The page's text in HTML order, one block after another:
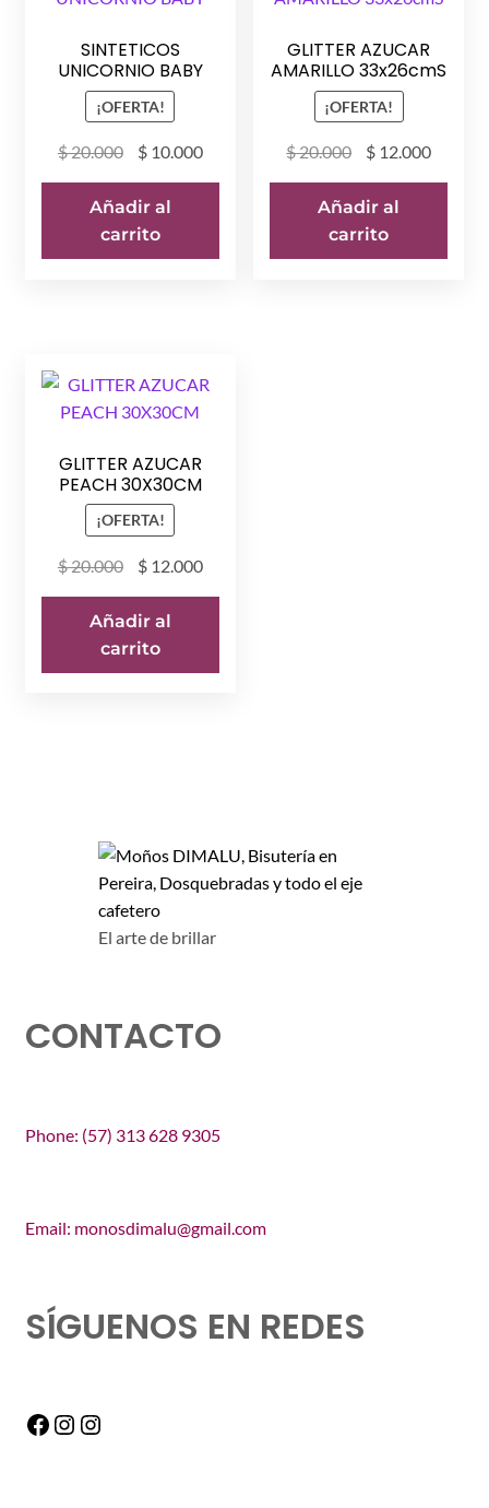
SINTETICOS
UNICORNIO BABY
¡OFERTA!
$20.000
El
precio
original
era:
$ 20.000.
$10.000El
precio
$ 10.000.
Añadir al
carrito
GLITTER AZUCAR
AMARILLO 33x26cmS
¡OFERTA!
$20.000
El
precio
original
era:
$ 20.000.
$ 12.000El
precio
$
Añadir al
carrito
GLITTER AZUCAR
PEACH 30X30CM
¡OFERTA!
$20.000
El
precio
original
era:
$ 20.000.
$12.000El
precio
$ 12.000.
Añadir al
carrito
El arte de brillar
CONTACTO
Phone: (57) 313 628 9305
Email: monosdimalu@gmail.com
SÍGUENOS EN REDES
Facebook
Instagram
Instagram